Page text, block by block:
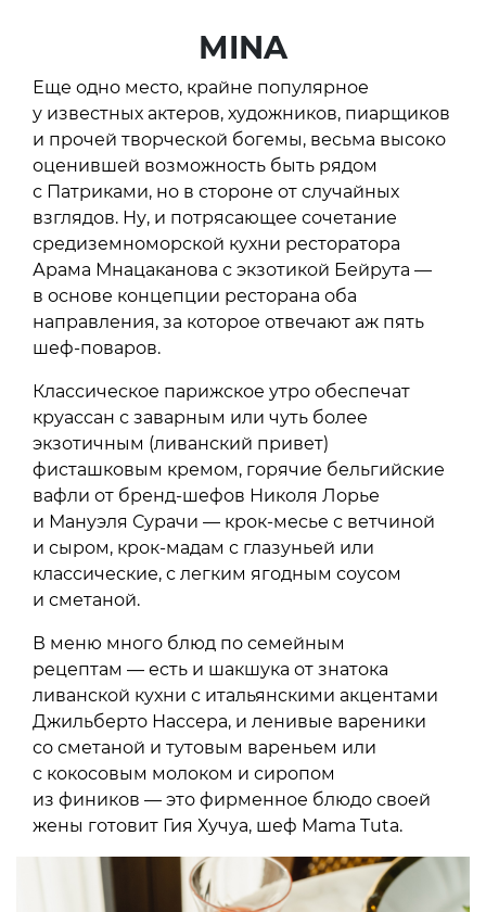
MINA
Еще одно место, крайне популярное
у известных актеров, художников, пиарщиков
и прочей творческой богемы, весьма высоко
оценившей возможность быть рядом
с Патриками, но в стороне от случайных
взглядов. Ну, и потрясающее сочетание
средиземноморской кухни ресторатора
Арама Мнацаканова с экзотикой Бейрута —
в основе концепции ресторана оба
направления, за которое отвечают аж пять
шеф-поваров.
Классическое парижское утро обеспечат
круассан с заварным или чуть более
экзотичным (ливанский привет)
фисташковым кремом, горячие бельгийские
вафли от бренд-шефов Николя Лорье
и Мануэля Сурачи — крок-месье с ветчиной
и сыром, крок-мадам с глазуньей или
классические, с легким ягодным соусом
и сметаной.
В меню много блюд по семейным
рецептам — есть и шакшука от знатока
ливанской кухни с итальянскими акцентами
Джильберто Нассера, и ленивые вареники
со сметаной и тутовым вареньем или
с кокосовым молоком и сиропом
из фиников — это фирменное блюдо своей
жены готовит Гия Хучуа, шеф Mama Tuta.